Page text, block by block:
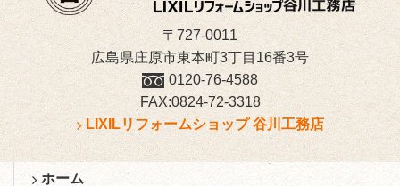
〒727-0011
広島県庄原市東本町3丁目16番3号
0120-76-4588
FAX:0824-72-3318
LIXILリフォームショップ 谷川工務店
ホーム